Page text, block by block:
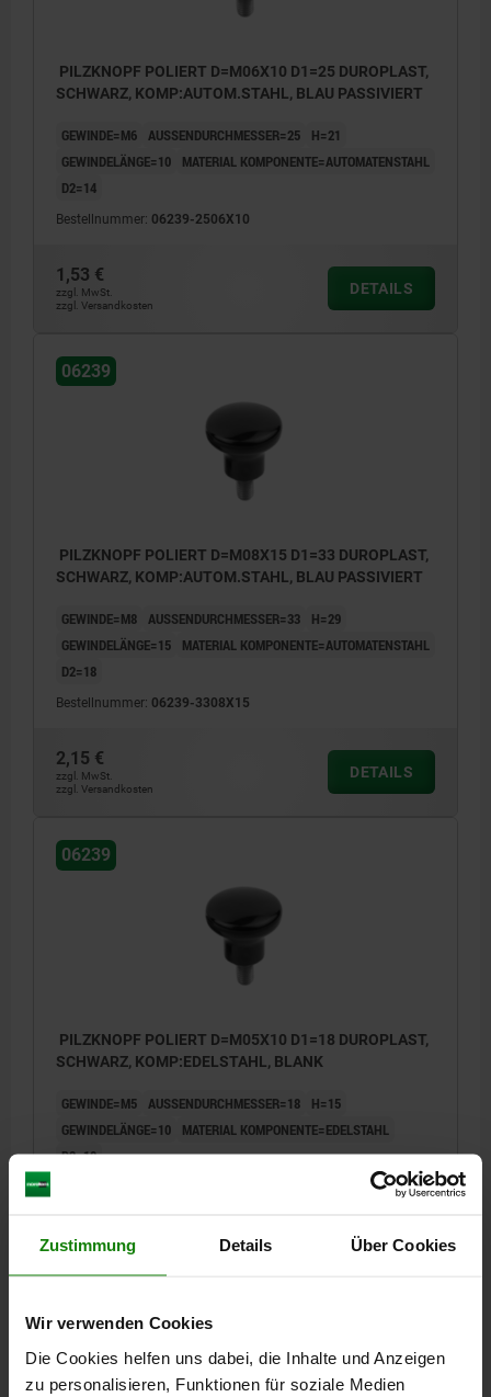
Zustimmung Details Über Cookies
Wir verwenden Cookies
Die Cookies helfen uns dabei, die Inhalte und Anzeigen
zu personalisieren, Funktionen für soziale Medien
PILZKNOPF POLIERT D=M06X10 D1=25 DUROPLAST,
SCHWARZ, KOMP:AUTOM.STAHL, BLAU PASSIVIERT
GEWINDE=M6 AUSSENDURCHMESSER=25
H=21
GEWINDELÄNGE=10
MATERIAL KOMPONENTE=AUTOMATENSTAHL
D2=14
Bestellnummer: 06239-2506X10
1,53 €
zzgl. MwSt.
zzgl. Versandkosten
DETAILS
06239
PILZKNOPF POLIERT D=M08X15 D1=33 DUROPLAST,
SCHWARZ, KOMP:AUTOM.STAHL, BLAU PASSIVIERT
GEWINDE=M8 AUSSENDURCHMESSER=33
H=29
GEWINDELÄNGE=15
MATERIAL KOMPONENTE=AUTOMATENSTAHL
D2=18
Bestellnummer: 06239-3308X15
2,15 €
zzgl. MwSt.
zzgl. Versandkosten
DETAILS
06239
PILZKNOPF POLIERT D=M05X10 D1=18 DUROPLAST,
SCHWARZ, KOMP:EDELSTAHL, BLANK
GEWINDE=M5 AUSSENDURCHMESSER=18
H=15
GEWINDELÄNGE=10
MATERIAL KOMPONENTE=EDELSTAHL
D2=10
2,47 €
zzgl. Versandkosten
DETAILS